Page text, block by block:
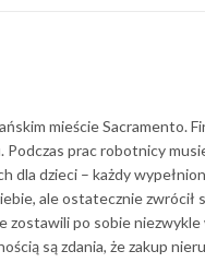
mieście Sacramento.
prac robotnicy
dla dzieci – każdy
ale ostatecznie zwrócił
zostawili po sobie
są zdania, że zakup